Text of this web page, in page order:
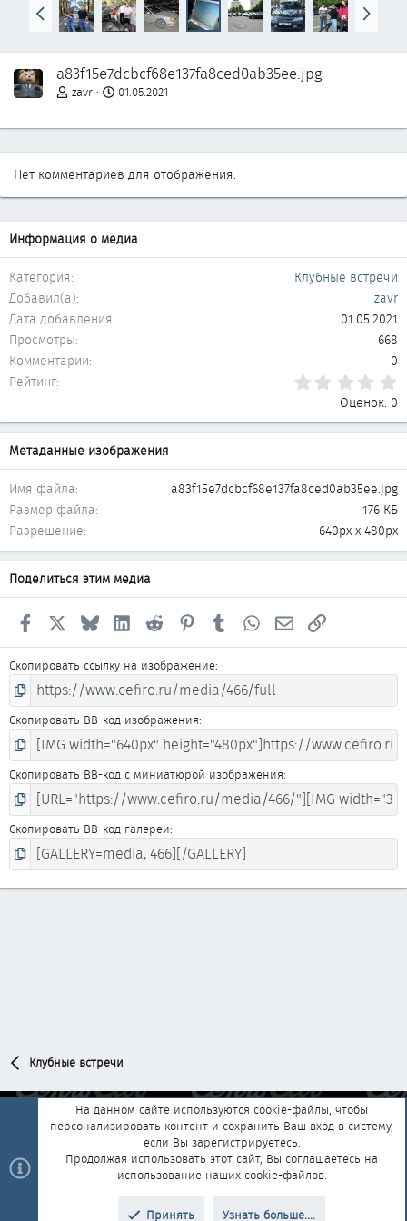
Н
а
а
д
В
п
р
a83f15e7dcbcf68e137fa8ced0ab35ee.jpg
zavr 01.05.2021
Нет комментариев для отображения.
Информация о медиа
Категория
Клубные встречи
Добавил(а)
zavr
Дата добавления
01.05.2021
Просмотры
668
Комментарии
0
Рейтинг
Оценок: 0
Метаданные изображения
Имя файла
a83f15e7dcbcf68e137fa8ced0ab35ee.jpg
Размер файла
176 КБ
Разрешение
640px x 480px
Поделиться этим медиа
Facebook Bluesky LinkedInReddit PinterestTumblr WhatsAppЭлектронная почта
Ссылка
Скопировать ссылку на изображение
Скопировать BB-код изображения
Скопировать BB-код с миниатюрой изображения
Скопировать BB-код галереи
Клубные встречи
Обратная связь
Условия и правила
Политика конфиденциальности
Помощь Главная
R
®
На данном сайте используются cookie-файлы, чтобы
персонализировать контент и сохранить Ваш вход в систему,
если Вы зарегистрируетесь.
Продолжая использовать этот сайт, Вы соглашаетесь на
использование наших cookie-файлов.
Принять Узнать больше....